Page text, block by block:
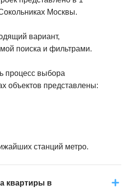
Москвы.
вариант,
поиска и фильтрами.
процесс выбора
объектов представлены:
станций метро.
квартиры в